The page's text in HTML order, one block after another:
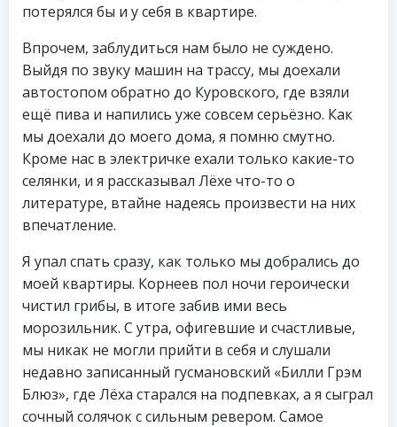
потерялся бы и у себя в квартире.
Впрочем, заблудиться нам было не суждено.
Выйдя по звуку машин на трассу, мы доехали
автостопом обратно до Куровского, где взяли
ещё пива и напились уже совсем серьёзно. Как
мы доехали до моего дома, я помню смутно.
Кроме нас в электричке ехали только какие-то
селянки, и я рассказывал Лёхе что-то о
литературе, втайне надеясь произвести на них
впечатление.
Я упал спать сразу, как только мы добрались до
моей квартиры. Корнеев пол ночи героически
чистил грибы, в итоге забив ими весь
морозильник. С утра, офигевшие и счастливые,
мы никак не могли прийти в себя и слушали
недавно записанный гусмановский «Билли Грэм
Блюз», где Лёха старался на подпевках, а я сыграл
сочный солячок с сильным ревером. Самое